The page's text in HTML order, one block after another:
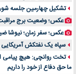
لیفتراک صفر؛ راهنمای
راهنمای جامع بهترین کفش
تشکیل چهارمین جلسه
عکس؛ وضعیت برج
عکس؛ سفر زمان؛ نیوشا ضیغمی 36 ساله با لباس عروس در پشت‌صحنه
سپاه یک نفتکش آمریکایی
تخت روانچی: هیچ پیامی از
ما حق دفاع از خود را داریم